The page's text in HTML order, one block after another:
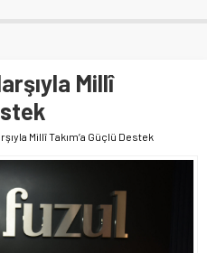
Millî
Millî Takım’a Güçlü Destek